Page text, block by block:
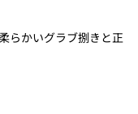
らかいグラブ捌きと正